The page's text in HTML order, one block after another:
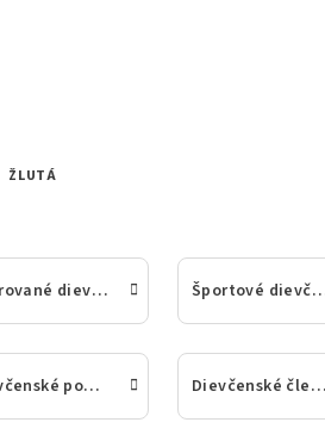
ŽLUTÁ
Vzorované dievčenské ponožky Športové
Dievčenské ponožky z bambusu alebo 100% bavlny Dievčenské členkové a nízke ponožky